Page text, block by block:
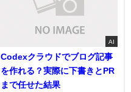
AI
Codexクラウドでブログ記事
を作れる？実際に下書きとPR
まで任せた結果